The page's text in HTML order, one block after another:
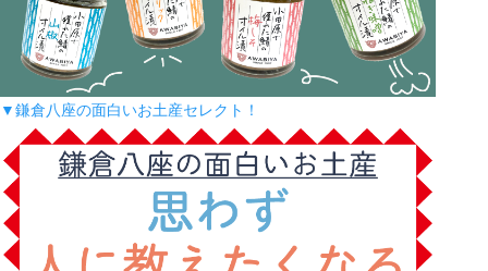
▼鎌倉八座の面白いお土産セレクト！